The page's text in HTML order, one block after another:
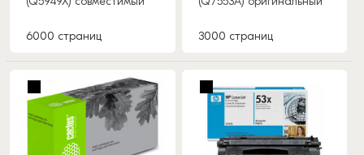
6000 страниц 3000 страниц